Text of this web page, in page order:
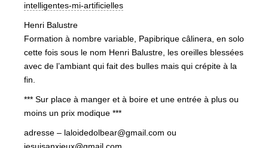
intelligentes-mi-artificielles
Henri Balustre
Formation à nombre variable, Papibrique câlinera, en solo
cette fois sous le nom Henri Balustre, les oreilles blessées
avec de l’ambiant qui fait des bulles mais qui crépite à la
fin.
*** Sur place à manger et à boire et une entrée à plus ou
moins un prix modique ***
adresse – laloidedolbear@gmail.com ou